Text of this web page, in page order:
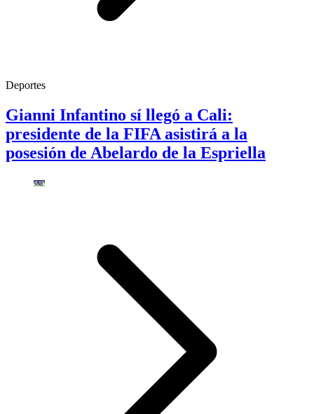
Deportes
Gianni Infantino sí llegó a Cali:
presidente de la FIFA asistirá a la
posesión de Abelardo de la Espriella